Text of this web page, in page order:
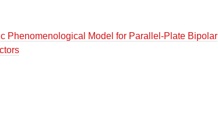
Phenomenological Model for Parallel-Plate Bipolar